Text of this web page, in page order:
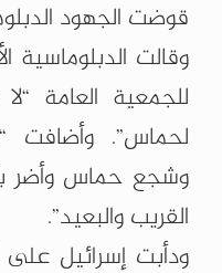
قوضت الجهود
وقالت الدبلوماسية
للجمعية العامة
لحماس”. وأضافت
وشجع حماس وأضر
القريب والبعيد”.
ودأبت إسرائيل على